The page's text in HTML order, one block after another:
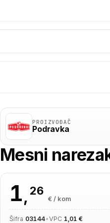
PROIZVOĐAČ
Podravka
Mesni
1, 26
€ / kom
Šifra 03144•VPC 1,01 €